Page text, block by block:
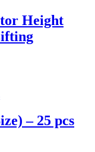
Height
– 25 pcs